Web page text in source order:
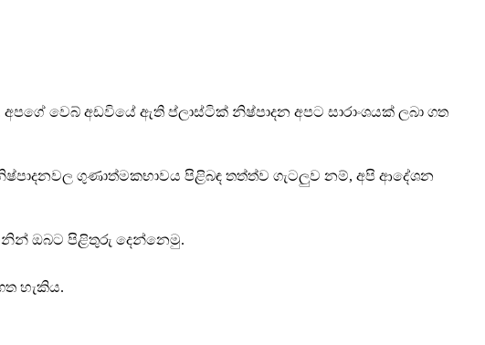
වෙබ් අඩවියේ ඇති ප්ලාස්ටික් නිෂ්පාදන අපට සාරාංශයක් ලබා ගත
ගුණාත්මකභාවය පිළිබඳ තත්ත්ව ගැටලුව නම්, අපි ආදේශන
ඔබට පිළිතුරු දෙන්නෙමු.
හැකිය.